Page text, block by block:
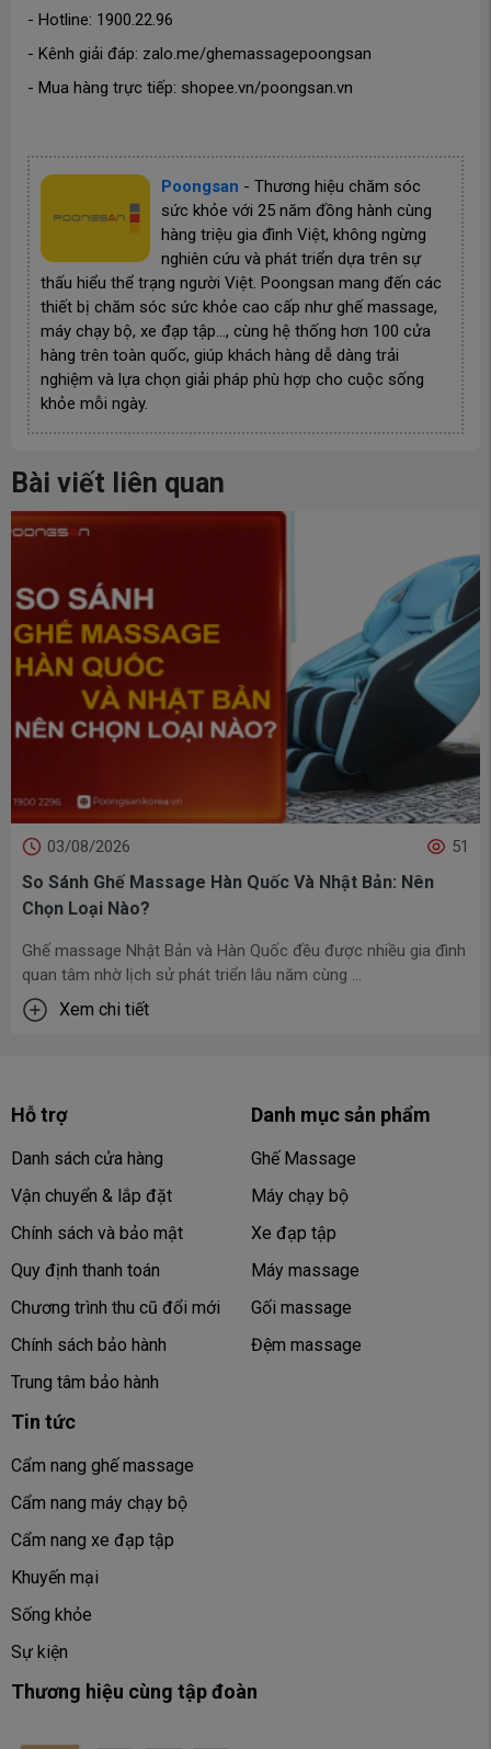
- Hotline: 1900.22.96
- Kênh giải đáp: zalo.me/ghemassagepoongsan
- Mua hàng trực tiếp: shopee.vn/poongsan.vn
Poongsan - Thương hiệu chăm sóc
sức khỏe với 25 năm đồng hành cùng
hàng triệu gia đình Việt, không ngừng
nghiên cứu và phát triển dựa trên sự
thấu hiểu thể trạng người Việt. Poongsan mang đến các
thiết bị chăm sóc sức khỏe cao cấp như ghế massage,
máy chạy bộ, xe đạp tập…, cùng hệ thống hơn 100 cửa
hàng trên toàn quốc, giúp khách hàng dễ dàng trải
nghiệm và lựa chọn giải pháp phù hợp cho cuộc sống
khỏe mỗi ngày.
Bài viết liên quan
03/08/2026 51
So Sánh Ghế Massage Hàn Quốc Và Nhật Bản: Nên
Chọn Loại Nào?
Ghế massage Nhật Bản và Hàn Quốc đều được nhiều gia đình
quan tâm nhờ lịch sử phát triển lâu năm cùng ...
Xem chi tiết
Hỗ trợ
Danh sách cửa hàng
Vận chuyển & lắp đặt
Chính sách và bảo mật
Quy định thanh toán
Chương trình thu cũ đổi mới
Chính sách bảo hành
Trung tâm bảo hành
Danh mục sản phẩm
Ghế Massage
Máy chạy bộ
Xe đạp tập
Máy massage
Gối massage
Đệm massage
Tin tức
Cẩm nang ghế massage
Cẩm nang máy chạy bộ
Cẩm nang xe đạp tập
Khuyến mại
Sống khỏe
Sự kiện
Thương hiệu cùng tập đoàn